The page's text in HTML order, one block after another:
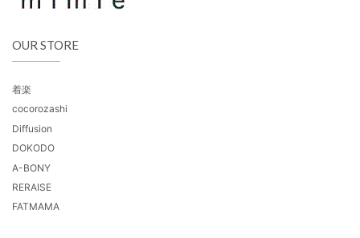
OUR STORE
着楽
cocorozashi
Diffusion
DOKODO
A-BONY
RERAISE
FATMAMA